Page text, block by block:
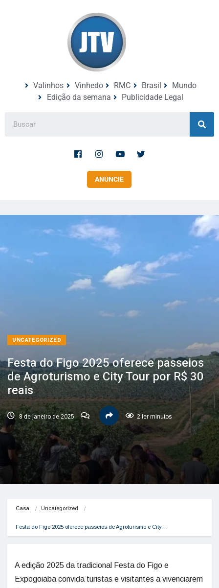
Valinhos Vinhedo RMC Brasil
Mundo
Edição da semana
Publicidade Legal
ANUNCIE
UNCATEGORIZED
Festa do Figo 2025 oferece passeios
de Agroturismo e City Tour por R$ 30
reais
8 de janeiro de 2025 2 ler minutos
Casa Uncategorized
Festa do Figo 2025 oferece passeios de Agroturismo e City…
A edição 2025 da tradicional Festa do Figo e
Expogoiaba convida turistas e visitantes a vivenciarem